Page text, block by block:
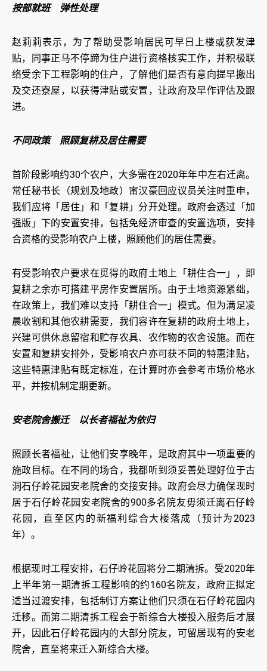
按部就班 弹性处理
赵莉莉表示，为了帮助受影响居民可早日上楼或获发津
贴，同事正马不停蹄为住户进行资格核实工作，并积极联
络受余下工程影响的住户，了解他们是否有意向提早搬出
及交还寮屋，以获得津贴或安置，让政府及早作评估及跟
进。
不同政策 照顾复耕及居住需要
首阶段影响约30个农户，大多需在2020年年中左右迁离。
常任秘书长（规划及地政）甯汉豪回应议员关注时重申，
我们应将「居住」和「复耕」分开处理。政府会透过「加
强版」下的安置安排，包括免经济审查的安置选项，安排
合资格的受影响农户上楼，照顾他们的居住需要。
有受影响农户要求在觅得的政府土地上「耕住合一」，即
复耕之余亦可搭建平房作安置居所。由于土地资源紧绌，
在政策上，我们难以支持「耕住合一」模式。但为满足凌
晨收割和其他农耕需要，我们容许在复耕的政府土地上，
兴建可供休息留宿和贮存农具、农作物的农舍设施。而在
安置和复耕安排外，受影响农户亦可获不同的特惠津贴，
这些特惠津贴有既定标准，在计算时亦会参考市场价格水
平，并按机制定期更新。
安老院舍搬迁 以长者福祉为依归
照顾长者福祉，让他们安享晚年，是政府其中一项重要的
施政目标。在不同的场合，我都听到须妥善处理好位于古
洞石仔岭花园安老院舍的交接安排。政府会尽力确保现时
居于石仔岭花园安老院舍的900多名院友毋须迁离石仔岭
花园，直至区内的新福利综合大楼落成（预计为2023
年）。
根据现时工程安排，石仔岭花园将分二期清拆。受2020年
上半年第一期清拆工程影响的约160名院友，政府正拟定
适当过渡安排，包括制订方案让他们只须在石仔岭花园内
迁移。而第二期清拆工程会于新综合大楼投入服务后才展
开，因此石仔岭花园内的大部分院友，可留居现有的安老
院舍，直至将来迁入新综合大楼。